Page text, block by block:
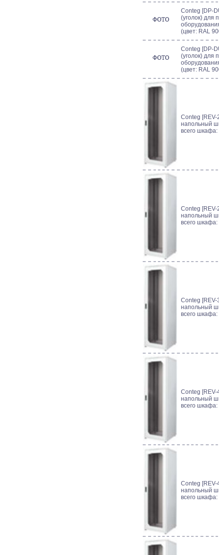
Conteg [DP-
(уголок) для
(цвет: RAL
Conteg [DP-
(уголок) для
(цвет: RAL
Conteg
напольный
всего
Conteg
напольный
всего
Conteg
напольный
всего
Conteg
напольный
всего
Conteg
напольный
всего